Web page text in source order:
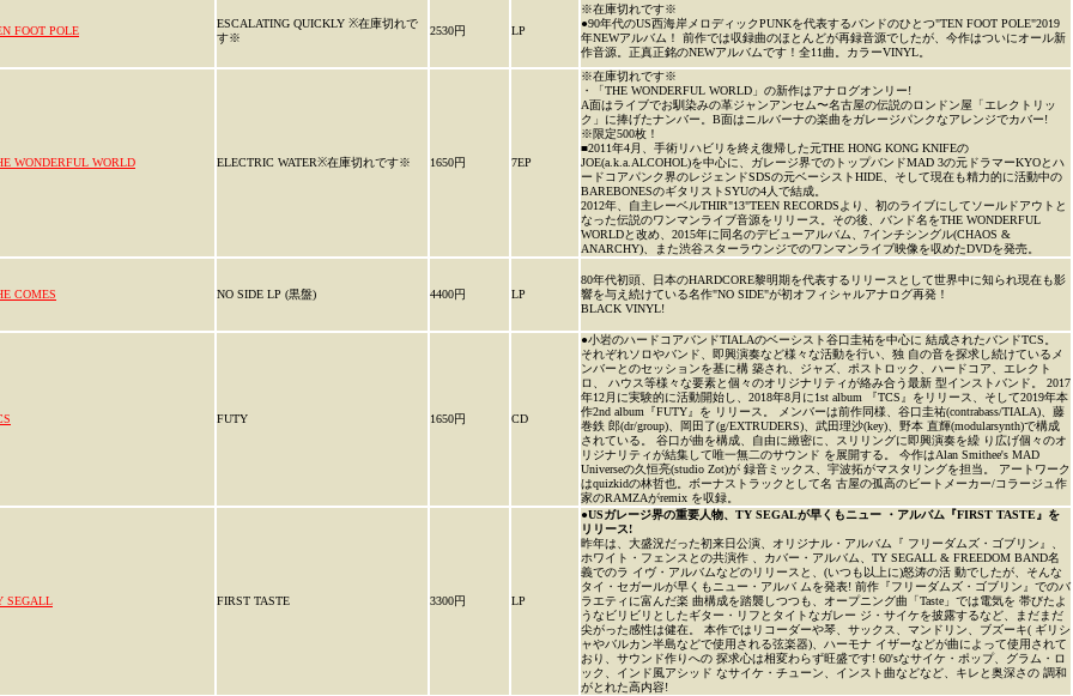
FOOT POLE
ESCALATING QUICKLY ※在庫切れで
す※
2530円 LP
※在庫切れです※
●90年代のUS西海岸メロディックPUNKを代表するバンドのひとつ"TEN FOOT POLE"2019
年NEWアルバム！ 前作では収録曲のほとんどが再録音源でしたが、今作はついにオール新
作音源。正真正銘のNEWアルバムです！全11曲。カラーVINYL。
WONDERFUL WORLD ELECTRIC WATER※在庫切れです※ 1650円 7EP
※在庫切れです※
・「THE WONDERFUL WORLD」の新作はアナログオンリー!
A面はライブでお馴染みの革ジャンアンセム〜名古屋の伝説のロンドン屋「エレクトリッ
ク」に捧げたナンバー。B面はニルバーナの楽曲をガレージパンクなアレンジでカバー!
※限定500枚！
■2011年4月、手術リハビリを終え復帰した元THE HONG KONG KNIFEの
JOE(a.k.a.ALCOHOL)を中心に、ガレージ界でのトップバンドMAD 3の元ドラマーKYOとハ
ードコアパンク界のレジェンドSDSの元ベーシストHIDE、そして現在も精力的に活動中の
BAREBONESのギタリストSYUの4人で結成。
2012年、自主レーベルTHIR"13"TEEN RECORDSより、初のライブにしてソールドアウトと
なった伝説のワンマンライブ音源をリリース。その後、バンド名をTHE WONDERFUL
WORLDと改め、2015年に同名のデビューアルバム、7インチシングル(CHAOS &
ANARCHY)、また渋谷スターラウンジでのワンマンライブ映像を収めたDVDを発売。
COMES NO SIDE LP (黒盤) 4400円 LP
80年代初頭、日本のHARDCORE黎明期を代表するリリースとして世界中に知られ現在も影
響を与え続けている名作"NO SIDE"が初オフィシャルアナログ再発！
BLACK VINYL!
FUTY 1650円 CD
●小岩のハードコアバンドTIALAのベーシスト谷口圭祐を中心に 結成されたバンドTCS。
それぞれソロやバンド、即興演奏など様々な活動を行い、独 自の音を探求し続けているメ
ンバーとのセッションを基に構 築され、ジャズ、ポストロック、ハードコア、エレクト
ロ、 ハウス等様々な要素と個々のオリジナリティが絡み合う最新 型インストバンド。 2017
年12月に実験的に活動開始し、2018年8月に1st album 『TCS』をリリース、そして2019年本
作2nd album『FUTY』を リリース。 メンバーは前作同様、谷口圭祐(contrabass/TIALA)、藤
巻鉄 郎(dr/group)、岡田了(g/EXTRUDERS)、武田理沙(key)、野本 直輝(modularsynth)で構成
されている。 谷口が曲を構成、自由に緻密に、スリリングに即興演奏を繰 り広げ個々のオ
リジナリティが結集して唯一無二のサウンド を展開する。 今作はAlan Smithee's MAD
Universeの久恒亮(studio Zot)が 録音ミックス、宇波拓がマスタリングを担当。 アートワーク
はquizkidの林哲也。ボーナストラックとして名 古屋の孤高のビートメーカー/コラージュ作
家のRAMZAがremix を収録。
SEGALL FIRST TASTE 3300円 LP
●USガレージ界の重要人物、TY SEGALが早くもニュー ・アルバム『FIRST TASTE』を
リリース!
昨年は、大盛況だった初来日公演、オリジナル・アルバム『 フリーダムズ・ゴブリン』、
ホワイト・フェンスとの共演作 、カバー・アルバム、TY SEGALL & FREEDOM BAND名
義でのラ イヴ・アルバムなどのリリースと、(いつも以上に)怒涛の活 動でしたが、そんな
タイ・セガールが早くもニュー・アルバ ムを発表! 前作『フリーダムズ・ゴブリン』でのバ
ラエティに富んだ楽 曲構成を踏襲しつつも、オープニング曲「Taste」では電気を 帯びたよ
うなビリビリとしたギター・リフとタイトなガレー ジ・サイケを披露するなど、まだまだ
尖がった感性は健在。 本作ではリコーダーや琴、サックス、マンドリン、ブズーキ( ギリシ
ャやバルカン半島などで使用される弦楽器)、ハーモナ イザーなどが曲によって使用されて
おり、サウンド作りへの 探求心は相変わらず旺盛です! 60'sなサイケ・ポップ、グラム・ロ
ック、インド風アシッド なサイケ・チューン、インスト曲などなど、キレと奥深さの 調和
がとれた高内容!